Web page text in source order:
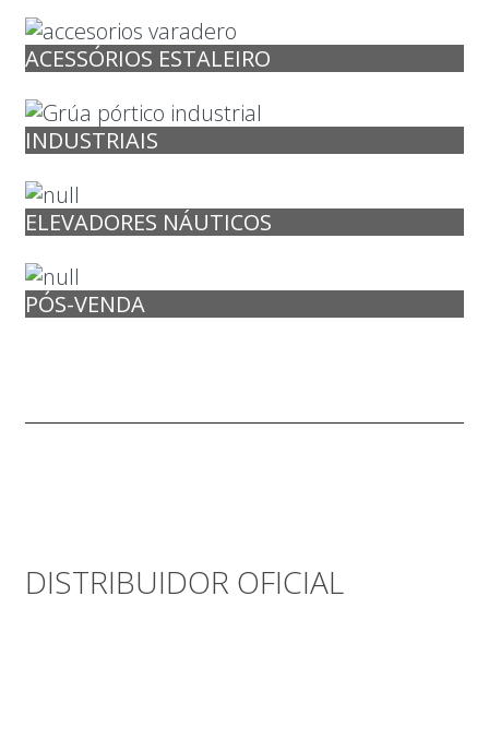
ACESSÓRIOS ESTALEIRO
INDUSTRIAIS
ELEVADORES NÁUTICOS
PÓS-VENDA
DISTRIBUIDOR OFICIAL